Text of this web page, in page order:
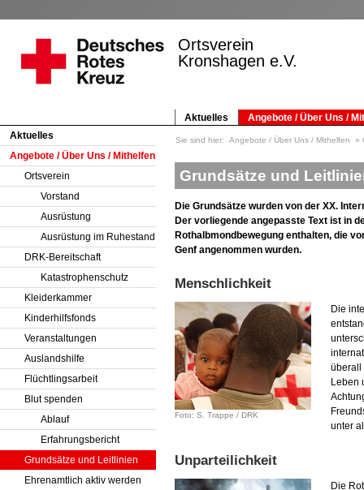
Ortsverein
Kronshagen e.V.
Aktuelles
Angebote / Über Uns /
Aktuelles
Angebote / Über Uns / Mithelfen
Ortsverein
Vorstand
Ausrüstung
Ausrüstung im Ruhestand
DRK-Bereitschaft
Katastrophenschutz
Kleiderkammer
Kinderhilfsfonds
Veranstaltungen
Auslandshilfe
Flüchtlingsarbeit
Blut spenden
Ablauf
Erfahrungsbericht
Grundsätze und Leitlinien
Ehrenamtlich aktiv werden
Sie sind hier: Angebote / Über Uns / Mithelfen
Grundsätze und
Die Grundsätze wurden von der XX.
Der vorliegende angepasste Text ist in
Rothalbmondbewegung enthalten, die
Genf angenommen wurden.
Menschlichkeit
Foto: S. Trappe / DRK
Die
überall
Leben
unter
Unparteilichkeit
Die